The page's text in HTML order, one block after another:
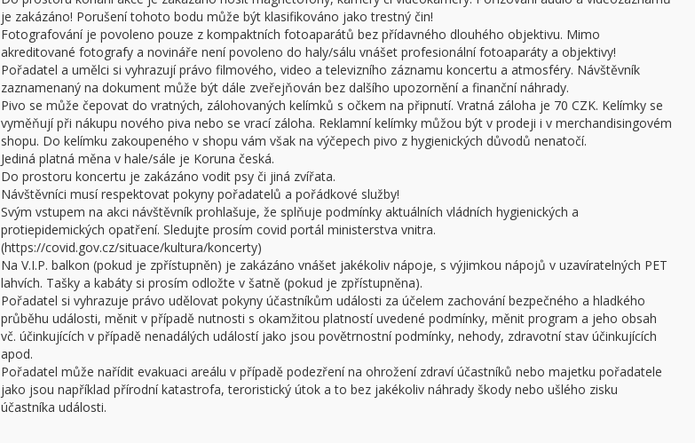
je zakázáno! Porušení tohoto bodu může být klasifikováno jako trestný čin!
Fotografování je povoleno pouze z kompaktních fotoaparátů bez přídavného dlouhého objektivu. Mimo
akreditované fotografy a novináře není povoleno do haly/sálu vnášet profesionální fotoaparáty a objektivy!
Pořadatel a umělci si vyhrazují právo filmového, video a televizního záznamu koncertu a atmosféry. Návštěvník
zaznamenaný na dokument může být dále zveřejňován bez dalšího upozornění a finanční náhrady.
Pivo se může čepovat do vratných, zálohovaných kelímků s očkem na připnutí. Vratná záloha je 70 CZK. Kelímky se
vyměňují při nákupu nového piva nebo se vrací záloha. Reklamní kelímky můžou být v prodeji i v merchandisingovém
shopu. Do kelímku zakoupeného v shopu vám však na výčepech pivo z hygienických důvodů nenatočí.
Jediná platná měna v hale/sále je Koruna česká.
Do prostoru koncertu je zakázáno vodit psy či jiná zvířata.
Návštěvníci musí respektovat pokyny pořadatelů a pořádkové služby!
Svým vstupem na akci návštěvník prohlašuje, že splňuje podmínky aktuálních vládních hygienických a
protiepidemických opatření. Sledujte prosím covid portál ministerstva vnitra.
(https://covid.gov.cz/situace/kultura/koncerty)
Na V.I.P. balkon (pokud je zpřístupněn) je zakázáno vnášet jakékoliv nápoje, s výjimkou nápojů v uzavíratelných PET
lahvích. Tašky a kabáty si prosím odložte v šatně (pokud je zpřístupněna).
Pořadatel si vyhrazuje právo udělovat pokyny účastníkům události za účelem zachování bezpečného a hladkého
průběhu události, měnit v případě nutnosti s okamžitou platností uvedené podmínky, měnit program a jeho obsah
vč. účinkujících v případě nenadálých událostí jako jsou povětrnostní podmínky, nehody, zdravotní stav účinkujících
apod.
Pořadatel může nařídit evakuaci areálu v případě podezření na ohrožení zdraví účastníků nebo majetku pořadatele
jako jsou například přírodní katastrofa, teroristický útok a to bez jakékoliv náhrady škody nebo ušlého zisku
účastníka události.